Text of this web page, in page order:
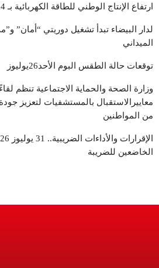
ارتفاع الإنتاج الوطني للطاقة الكهربائية بـ 0,4 في المائة
لدار البيضاء تبدأ تشغيل دوريتي “أمان”
الميداني
توقعات حالة الطقس البوم الأحد26يوليوز
وزارة الصحة والحماية الاجتماعية تنظم
معاييرالاستقبال بالمستشفيات لتعزيز
من المواطنين
الخاضعين للضريبة